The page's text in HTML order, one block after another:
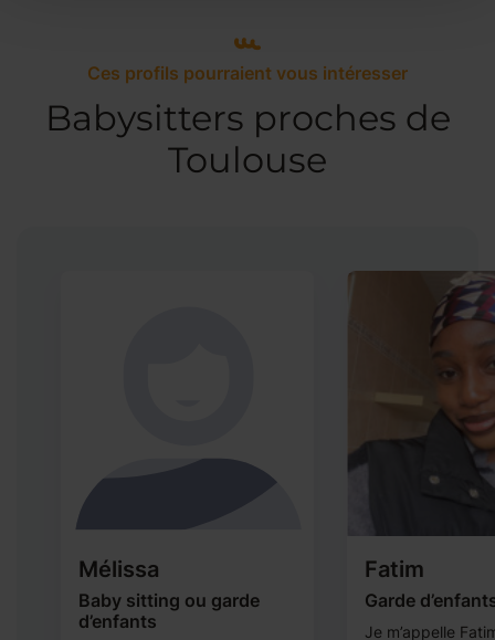
Ces profils pourraient vous intéresser
Babysitters proches de
Toulouse
Mélissa
Baby sitting ou garde
d’enfants
Fatim
Garde
Je m’appelle